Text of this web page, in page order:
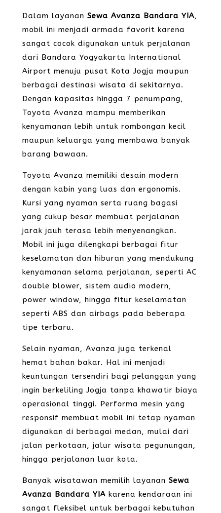
Dalam layanan Sewa Avanza Bandara YIA,
mobil ini menjadi armada favorit karena
sangat cocok digunakan untuk perjalanan
dari Bandara Yogyakarta International
Airport menuju pusat Kota Jogja maupun
berbagai destinasi wisata di sekitarnya.
Dengan kapasitas hingga 7 penumpang,
Toyota Avanza mampu memberikan
kenyamanan lebih untuk rombongan kecil
maupun keluarga yang membawa banyak
barang bawaan.
Toyota Avanza memiliki desain modern
dengan kabin yang luas dan ergonomis.
Kursi yang nyaman serta ruang bagasi
yang cukup besar membuat perjalanan
jarak jauh terasa lebih menyenangkan.
Mobil ini juga dilengkapi berbagai fitur
keselamatan dan hiburan yang mendukung
kenyamanan selama perjalanan, seperti AC
double blower, sistem audio modern,
power window, hingga fitur keselamatan
seperti ABS dan airbags pada beberapa
tipe terbaru.
Selain nyaman, Avanza juga terkenal
hemat bahan bakar. Hal ini menjadi
keuntungan tersendiri bagi pelanggan yang
ingin berkeliling Jogja tanpa khawatir biaya
operasional tinggi. Performa mesin yang
responsif membuat mobil ini tetap nyaman
digunakan di berbagai medan, mulai dari
jalan perkotaan, jalur wisata pegunungan,
hingga perjalanan luar kota.
Banyak wisatawan memilih layanan Sewa
Avanza Bandara YIAkarena kendaraan ini
sangat fleksibel untuk berbagai kebutuhan